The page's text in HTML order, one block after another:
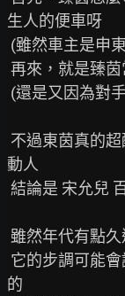
生人的便車呀
動人
的